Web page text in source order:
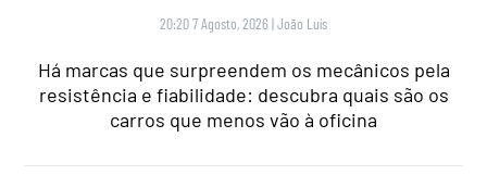
20:20 7 Agosto, 2026 |João Luís
Há marcas que surpreendem os mecânicos pela
resistência e fiabilidade: descubra quais são os
carros que menos vão à oficina